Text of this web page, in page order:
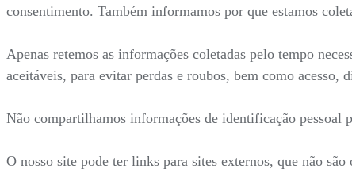
consentimento. Também informamos por que estamos
Apenas retemos as informações coletadas pelo tempo
aceitáveis, para evitar perdas e roubos, bem como
Não compartilhamos informações de identificação
O nosso site pode ter links para sites externos, que não